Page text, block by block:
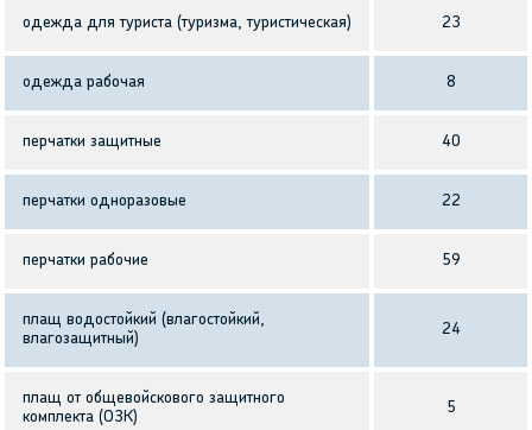
одежда для туриста (туризма, туристическая) 23
одежда рабочая 8
перчатки защитные 40
перчатки одноразовые 22
перчатки рабочие 59
плащ водостойкий (влагостойкий,
влагозащитный)
24
плащ от общевойскового защитного
комплекта (ОЗК)
5